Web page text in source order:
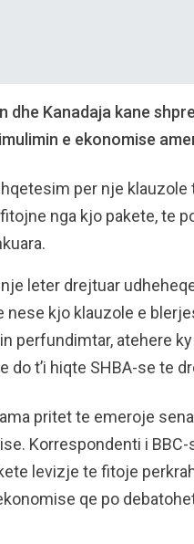
dhe Kanadaja kane
e ekonomise
per nje
nga kjo pakete, te
leter drejtuar
nese kjo klauzole e
perfundimtar, atehere
do t’i hiqte SHBA-se te
pritet te emeroje
Korrespondenti i
levizje te fitoje
qe po